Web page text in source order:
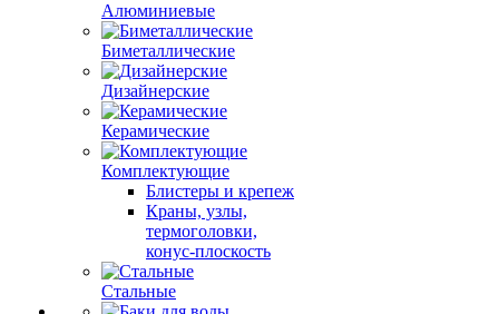
Алюминиевые
Биметаллические
Дизайнерские
Керамические
Комплектующие
Блистеры и крепеж
Краны, узлы,
термоголовки,
конус-плоскость
Стальные